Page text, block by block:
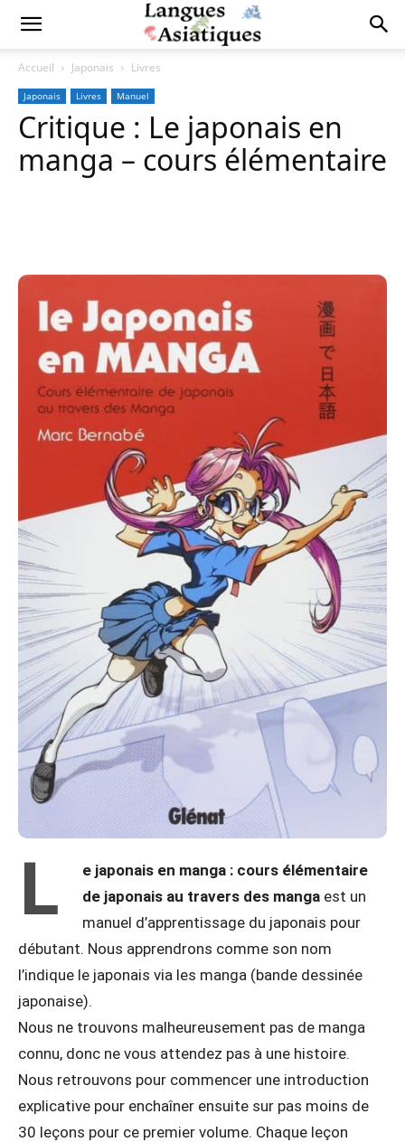
Accueil Japonais Livres
Japonais Livres Manuel
Critique : Le japonais en
manga – cours élémentaire
L
e japonais en manga : cours élémentaire
de japonais au travers des manga est un
manuel d’apprentissage du japonais pour
débutant. Nous apprendrons comme son nom
l’indique le japonais via les manga (bande dessinée
japonaise).
Nous ne trouvons malheureusement pas de manga
connu, donc ne vous attendez pas à une histoire.
Nous retrouvons pour commencer une introduction
explicative pour enchaîner ensuite sur pas moins de
30 leçons pour ce premier volume. Chaque leçon